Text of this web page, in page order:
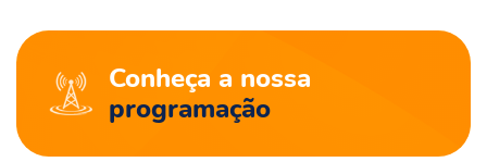
Conheça a nossa
programação